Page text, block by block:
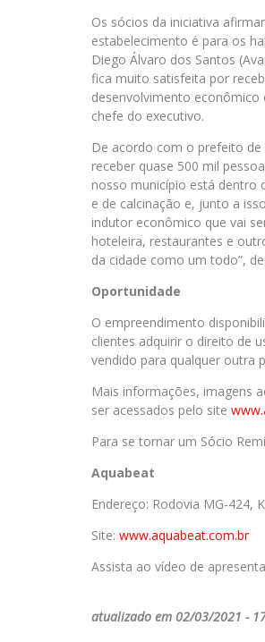
Os sócios da iniciativa
estabelecimento é para os
Diego Álvaro dos Santos
fica muito satisfeita por
desenvolvimento econômico
chefe do executivo.
De acordo com o prefeito
receber quase 500 mil
nosso município está dentro
e de calcinação e, junto a
indutor econômico que vai
hoteleira, restaurantes e
da cidade como um todo”,
Oportunidade
O empreendimento
clientes adquirir o direito de
vendido para qualquer outra
Mais informações, imagens
ser acessados pelo site
Para se tornar um Sócio
Aquabeat
Endereço: Rodovia MG-424,
Site: www.aquabeat.com.br
Assista ao vídeo de
atualizado em 02/03/2021 -